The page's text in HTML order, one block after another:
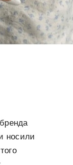
носили